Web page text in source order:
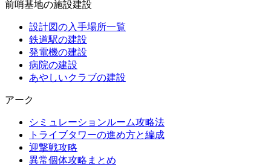
前哨基地の施設建設
設計図の入手場所一覧
鉄道駅の建設
発電機の建設
病院の建設
あやしいクラブの建設
アーク
シミュレーションルーム攻略法
トライブタワーの進め方と編成
迎撃戦攻略
異常個体攻略まとめ